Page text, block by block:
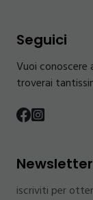
Seguici
Vuoi conoscere
troverai
Newsletter
iscriviti per